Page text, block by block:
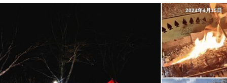
2024年4月15日